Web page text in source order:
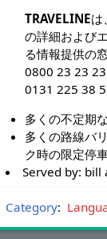
TRAVELINEは
の詳細および
る情報提供の
0800 23 23 23
0131 225 38
多くの不定期
多くの路線バ
ク時の限定停
Served by: bill
Category: